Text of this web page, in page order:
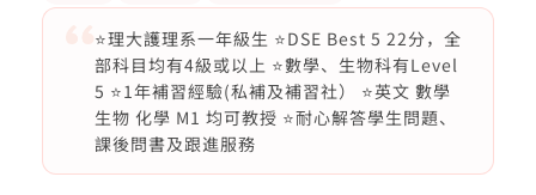
⭐️理大護理系一年級生 ⭐️DSE Best 5 22分，全
部科目均有4級或以上 ⭐️數學、生物科有Level
5 ⭐️1年補習經驗(私補及補習社） ⭐️英文 數學
生物 化學 M1 均可教授 ⭐️耐心解答學生問題、
課後問書及跟進服務